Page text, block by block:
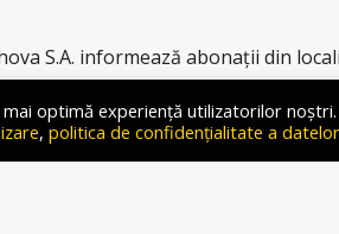
S.A. informează abonații din
funcțiune a sistemului de
apei în rețeaua de distribuție.
optimă experiență utilizatorilor
, politica de confidențialitate a datelor